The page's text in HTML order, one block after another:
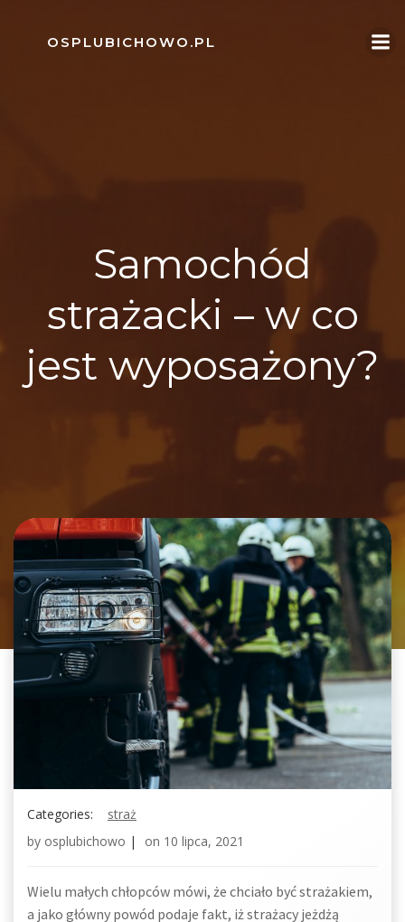
content
OSPLUBICHOWO.PL
Samochód
strażacki – w co
jest wyposażony?
Categories:
straż
by osplubichowo | on 10 lipca, 2021
Wielu małych chłopców mówi, że chciało być strażakiem,
a jako główny powód podaje fakt, iż strażacy jeżdżą